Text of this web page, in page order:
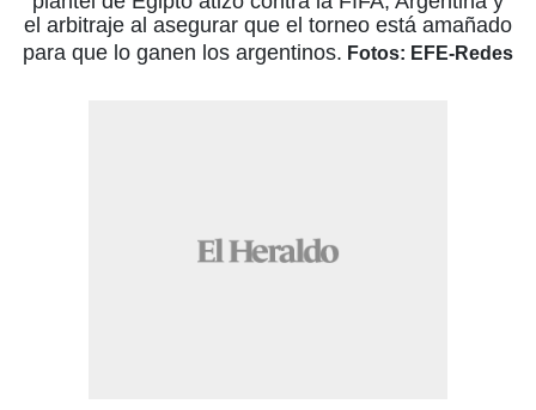
el arbitraje al asegurar que el torneo está amañado
para que lo ganen los argentinos. Fotos: EFE-Redes